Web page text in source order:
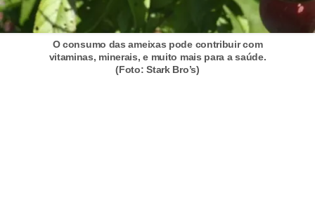
O consumo das ameixas pode contribuir com
vitaminas, minerais, e muito mais para a saúde.
(Foto: Stark Bro’s)